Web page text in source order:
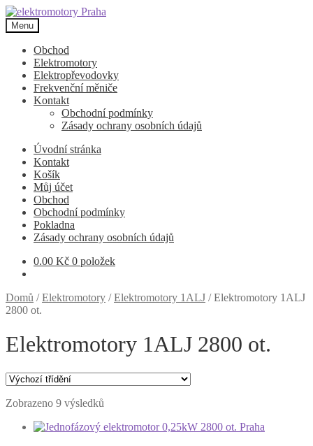
Přeskočit
na
navigaci
Přejít
k
obsahu
webu
Menu
Obchod
Elektromotory
Elektropřevodovky
Frekvenční měniče
Kontakt
Obchodní podmínky
Zásady ochrany osobních údajů
Úvodní stránka
Kontakt
Košík
Můj účet
Obchod
Obchodní podmínky
Pokladna
Zásady ochrany osobních údajů
0.00 Kč 0 položek
Domů /Elektromotory /Elektromotory 1ALJ /Elektromotory 1ALJ
2800 ot.
Elektromotory 1ALJ 2800 ot.
Zobrazeno 9 výsledků